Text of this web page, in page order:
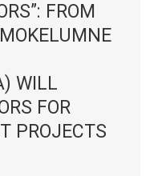
FROM
WILL
FOR
PROJECTS